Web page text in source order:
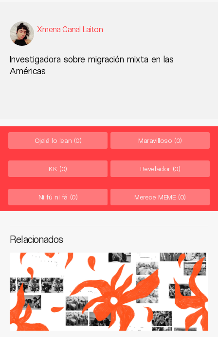
Ximena Canal Laiton
Investigadora sobre migración mixta en las
Américas
Ojalá lo lean (0) Maravilloso (0)
KK (0) Revelador (0)
Ni fú ni fá (0) Merece MEME (0)
Relacionados